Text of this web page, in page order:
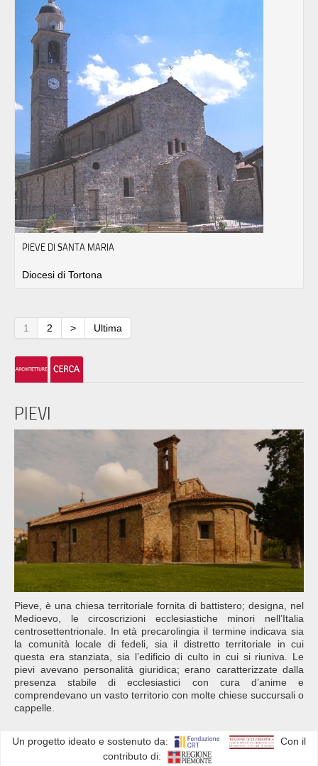
PIEVE DI SANTA MARIA
Diocesi di Tortona
1 2 > Ultima
PIEVI
Pieve, è una chiesa territoriale fornita di battistero; designa, nel
Medioevo, le circoscrizioni ecclesiastiche minori nell’Italia
centrosettentrionale. In età precarolingia il termine indicava sia
la comunità locale di fedeli, sia il distretto territoriale in cui
questa era stanziata, sia l’edificio di culto in cui si riuniva. Le
pievi avevano personalità giuridica; erano caratterizzate dalla
presenza stabile di ecclesiastici con cura d’anime e
comprendevano un vasto territorio con molte chiese succursali o
cappelle.
Un progetto ideato e sostenuto da:
Con il
contributo di: